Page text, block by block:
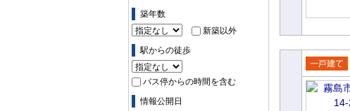
築年数
新築以外
駅からの徒歩
バス停からの時間を含む
情報公開日
売一戸建
て